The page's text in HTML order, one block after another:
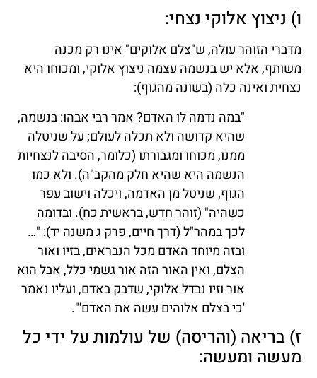
ו) ניצוץ אלוקי נצחי:
מדברי הזוהר עולה, ש"צלם אלוקים" אינו רק מכנה
משותף, אלא יש בנשמה עצמה ניצוץ אלוקי, ומכוחו היא
נצחית ואינה כלה (בשונה מהגוף):
"במה נדמה לו האדם? אמר רבי אבהו: בנשמה,
שהיא קדושה ולא תכלה לעולם; על שניטלה
ממנו, מכוחו ומגבורתו (כלומר, הסיבה לנצחיות
הנשמה היא שהיא חלק מהקב"ה). ולא כמו
הגוף, שניטל מן האדמה, ויכלה וישוב עפר
כשהיה" (זוהר חדש, בראשית כח). ובדומה
לכך במהר"ל (דרך חיים, פרק ג משנה יד): "…
ובזה מיוחד האדם מכל הנבראים, בזיו ואור
הצלם, ואין האור הזה אור גשמי כלל, אבל הוא
אור וזיו נבדל אלוקי, שדבק באדם, ועליו נאמר
'כי בצלם אלוהים עשה את האדם'".
ז) בריאה (והריסה) של עולמות על ידי כל
מעשה ומעשה: